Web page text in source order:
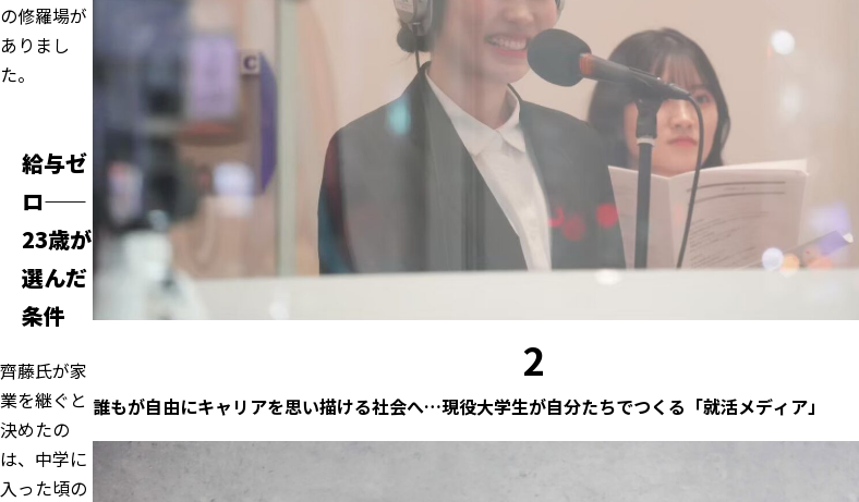
の修羅場が
ありまし
た。
給与ゼ
ロ——
23歳が
選んだ
条件
齊藤氏が家
業を継ぐと
決めたの
は、中学に
入った頃の
2
誰もが自由にキャリアを思い描ける社会へ…現役大学生が自分たちでつくる「就活メディア」